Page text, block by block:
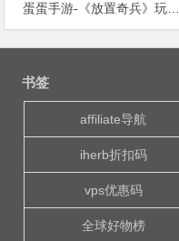
蛋蛋手游-《放置奇兵》玩法攻略之战斗介绍
文
书签
affiliate导航
iherb折扣码
vps优惠码
全球好物榜